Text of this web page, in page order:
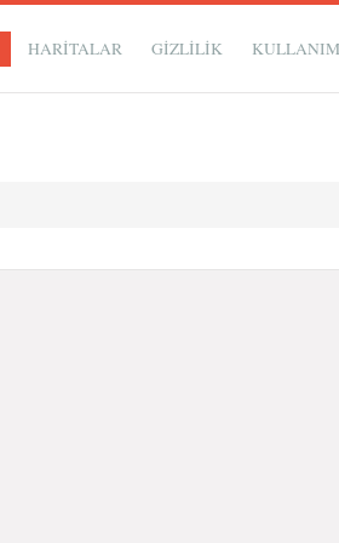
HARİTALAR GIZLILIK